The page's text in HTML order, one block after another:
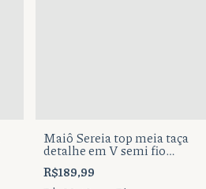
Maiô Sereia top meia taça
detalhe em V semi fio
duplo.
R$189,99